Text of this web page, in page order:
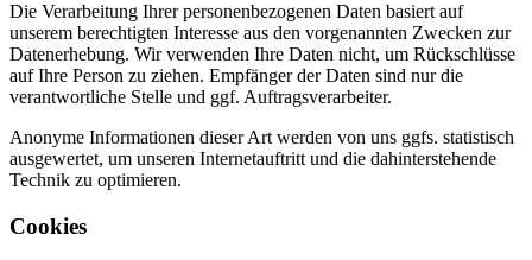
Die Verarbeitung Ihrer personenbezogenen Daten basiert auf
unserem berechtigten Interesse aus den vorgenannten Zwecken zur
Datenerhebung. Wir verwenden Ihre Daten nicht, um Rückschlüsse
auf Ihre Person zu ziehen. Empfänger der Daten sind nur die
verantwortliche Stelle und ggf. Auftragsverarbeiter.
Anonyme Informationen dieser Art werden von uns ggfs. statistisch
ausgewertet, um unseren Internetauftritt und die dahinterstehende
Technik zu optimieren.
Cookies